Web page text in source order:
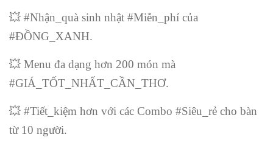
💥 #Nhận_quà sinh nhật #Miễn_phí của
#ĐỒNG_XANH.
💥 Menu đa dạng hơn 200 món mà
#GIÁ_TỐT_NHẤT_CẦN_THƠ.
💥 #Tiết_kiệm hơn với các Combo #Siêu_rẻ cho bàn
từ 10 người.